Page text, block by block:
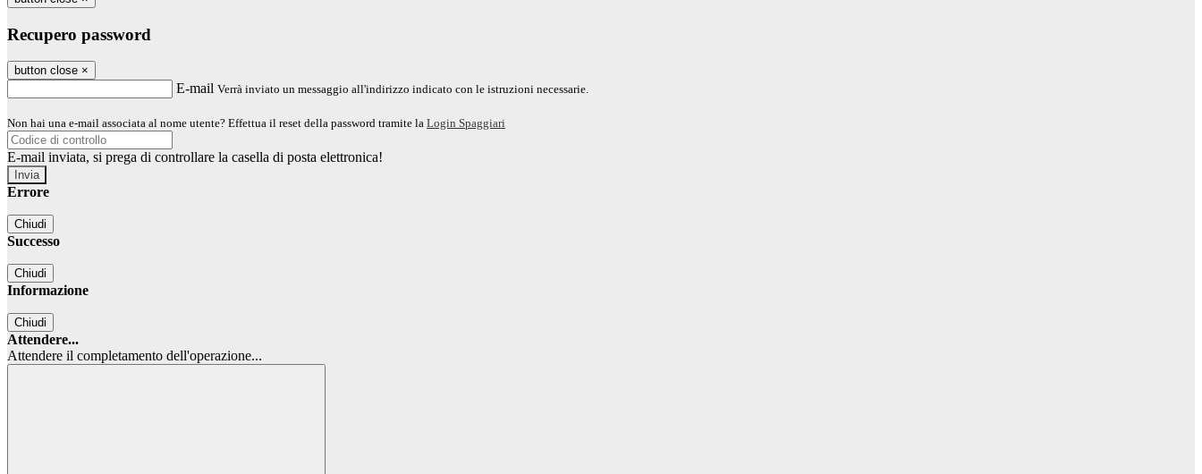
Recupero password
button close ×
E-mail Verrà inviato un messaggio all'indirizzo indicato con le istruzioni necessarie.
Non hai una e-mail associata al nome utente? Effettua il reset della password tramite la Login Spaggiari
E-mail inviata, si prega di controllare la casella di posta elettronica!
Errore
Chiudi
Successo
Chiudi
Informazione
Chiudi
Attendere...
Attendere il completamento dell'operazione...